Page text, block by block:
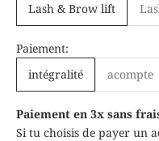
Lash & Brow lift
Paiement:
intégralité
acompte
Paiement en 3x sans
Si tu choisis de payer un